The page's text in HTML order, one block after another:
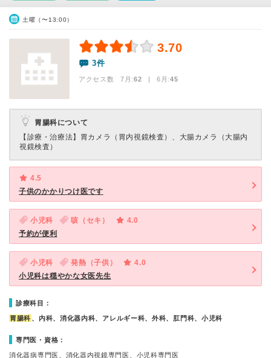
土曜（〜13:00）
3.70
3件
アクセス数 7月:62 | 6月:45
胃腸科について
【診療・治療法】 胃カメラ（胃内視鏡検査）、大腸カメラ（大腸内
視鏡検査）
4.5
子供のかかりつけ医です
小児科 咳（セキ）
4.0
予約が便利
小児科 発熱（子供）
4.0
小児科は穏やかな女医先生
診療科目：
胃腸科 、内科、消化器内科、アレルギー科、外科、肛門科、小児科
専門医・資格：
消化器病専門医、消化器内視鏡専門医、小児科専門医